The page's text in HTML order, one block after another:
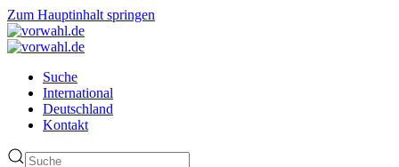
Zum Hauptinhalt springen
Suche
International
Deutschland
Kontakt